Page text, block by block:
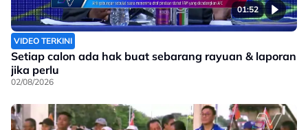
01:52
VIDEO TERKINI
Setiap calon ada hak buat sebarang rayuan & laporan
jika perlu
02/08/2026